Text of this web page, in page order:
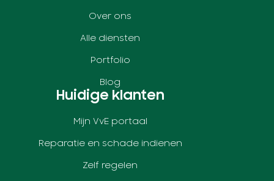
Over ons
Alle diensten
Portfolio
Blog
Huidige klanten
Mijn VvE portaal
Reparatie en schade indienen
Zelf regelen